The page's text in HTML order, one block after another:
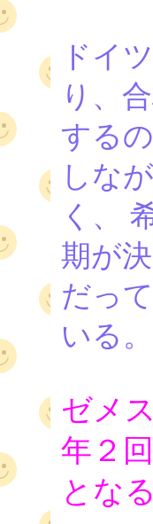
ドイ
り、
する
しな
く、
期が
だっ
いる。
ゼメ
年２
となる